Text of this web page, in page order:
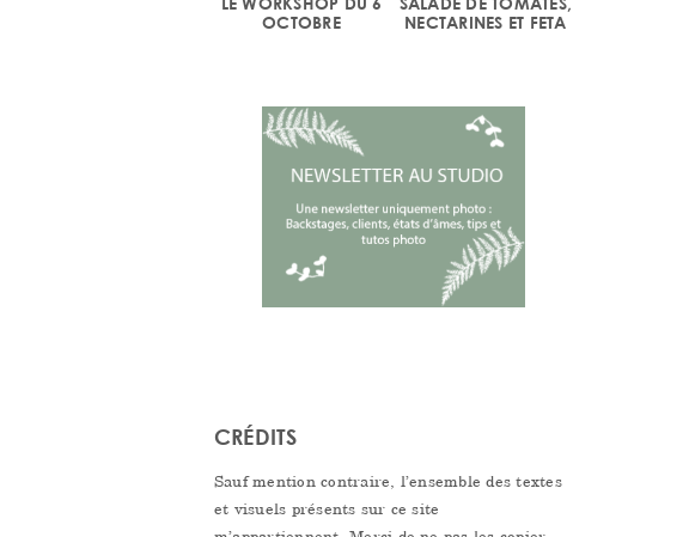
OCTOBRE
NECTARINES ET FETA
CRÉDITS
Sauf mention contraire, l’ensemble des textes
et visuels présents sur ce site